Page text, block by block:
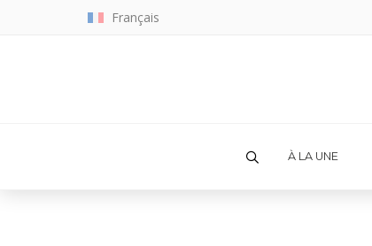
Français
À LA UNE